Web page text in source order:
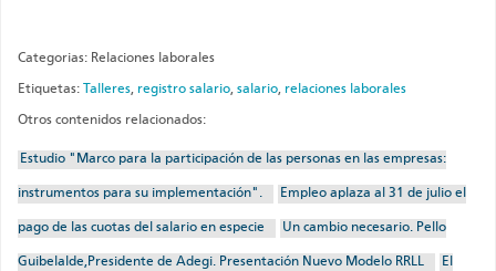
Categorias: Relaciones laborales
Etiquetas: Talleres, registro salario, salario, relaciones laborales
Otros contenidos relacionados:
Estudio "Marco para la participación de las personas en las empresas:
instrumentos para su implementación". Empleo aplaza al 31 de julio el
pago de las cuotas del salario en especie Un cambio necesario. Pello
Guibelalde,Presidente de Adegi. Presentación Nuevo Modelo RRLL El